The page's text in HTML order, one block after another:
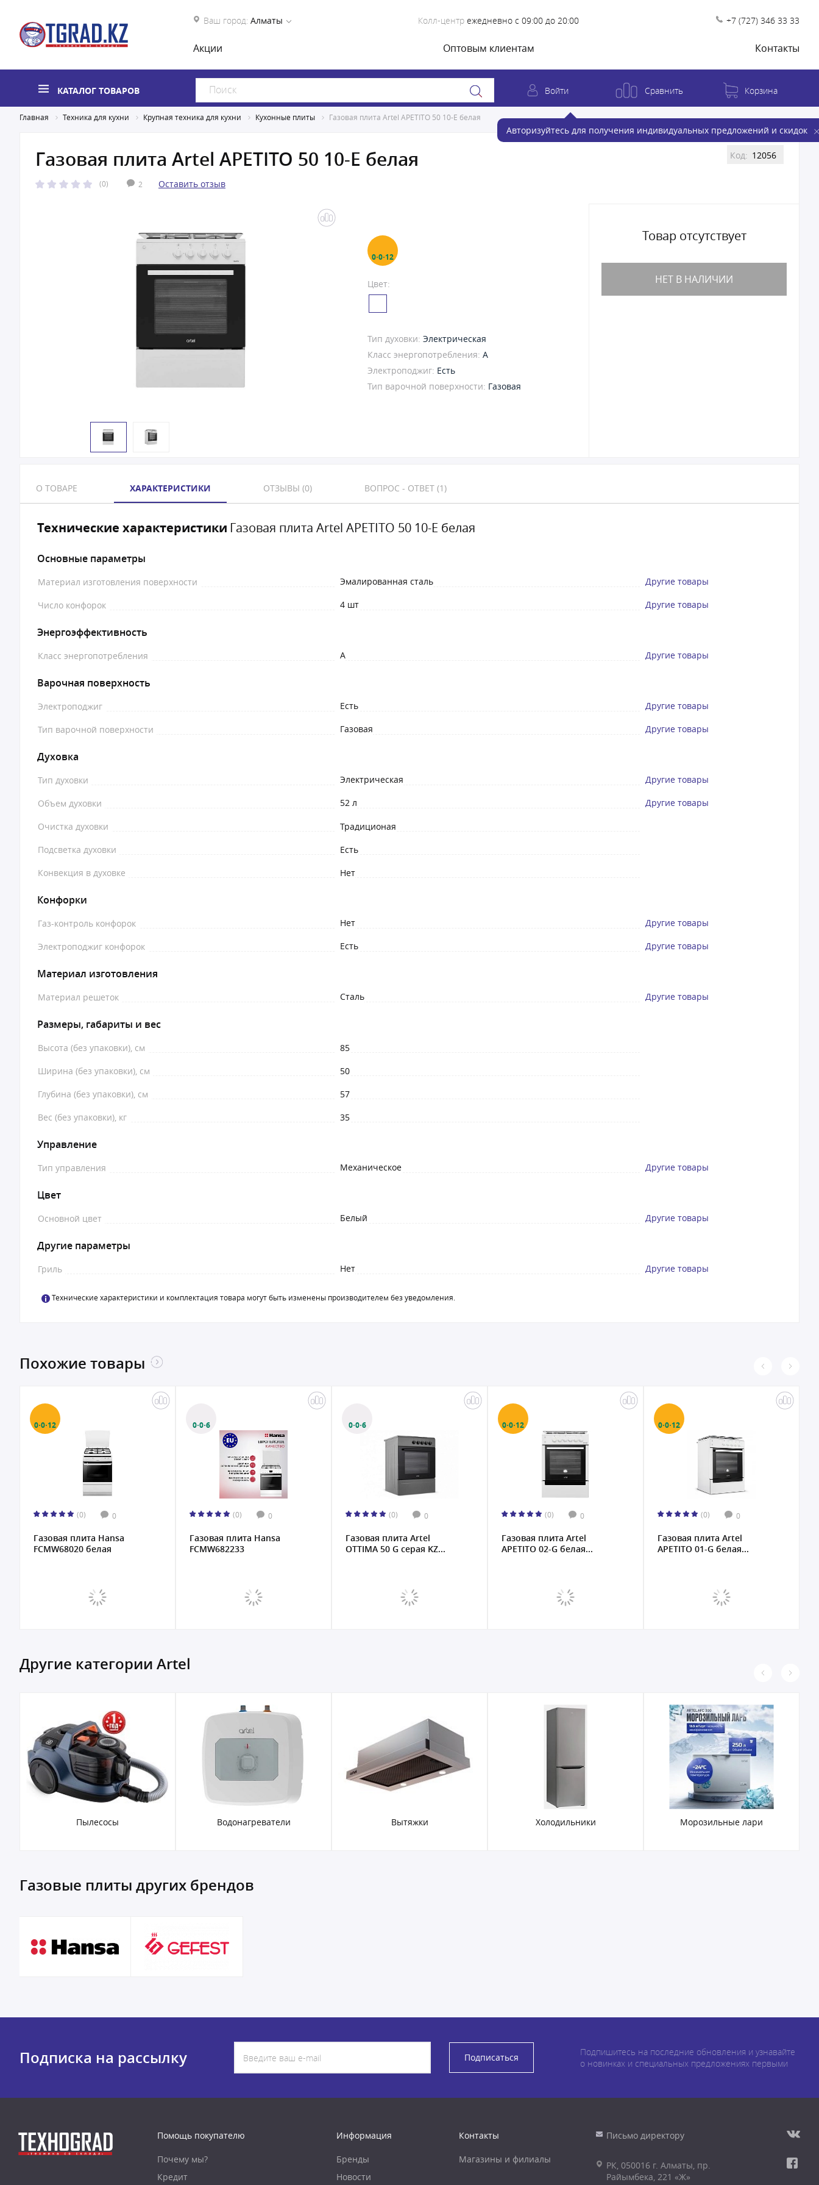
Ваш город: Алматы Колл-центр ежедневно с 09:00 до 20:00 +7 (727) 346 33 33
Акции Оптовым клиентам Контакты
КАТАЛОГ ТОВАРОВ Войти
Авторизуйтесь для получения индивидуальных предложений и скидок
Сравнить Корзина
Главная Техника для кухни Крупная техника для кухни Кухонные плиты Газовая плита Artel APETITO 50 10-E белая
Газовая плита Artel APETITO 50 10-E белая
(0) 2 Оставить отзыв
Код: 12056
0·0·12
Цвет:
Тип духовки: Электрическая
Класс энергопотребления: A
Электроподжиг: Есть
Тип варочной поверхности: Газовая
Товар отсутствует
НЕТ В НАЛИЧИИ
О ТОВАРЕ ХАРАКТЕРИСТИКИ ОТЗЫВЫ (0) ВОПРОС - ОТВЕТ (1)
Технические характеристики Газовая плита Artel APETITO 50 10-E белая
Основные параметры
Материал изготовления поверхности Эмалированная сталь Другие товары
Число конфорок 4 шт Другие товары
Энергоэффективность
Класс энергопотребления A Другие товары
Варочная поверхность
Электроподжиг Есть Другие товары
Тип варочной поверхности Газовая Другие товары
Духовка
Тип духовки Электрическая Другие товары
Объем духовки 52 л Другие товары
Очистка духовки
Традиционая
Подсветка духовки
Есть
Конвекция в духовке
Нет
Конфорки
Газ-контроль конфорок Нет Другие товары
Электроподжиг конфорок Есть Другие товары
Материал изготовления
Материал решеток Сталь Другие товары
Размеры, габариты и вес
Высота (без упаковки), см
85
Ширина (без упаковки), см
50
Глубина (без упаковки), см
57
Вес (без упаковки), кг
35
Управление
Тип управления Механическое Другие товары
Цвет
Основной цвет Белый Другие товары
Другие параметры
Гриль Нет Другие товары
Технические характеристики и комплектация товара могут быть изменены производителем без уведомления.
Похожие товары
0·0·12
(0) 0
Газовая плита Hansa
FCMW68020 белая
0·0·6
(0) 0
Газовая плита Hansa
FCMW682233
0·0·6
(0) 0
Газовая плита Artel
OTTIMA 50 G серая KZ...
0·0·12
(0) 0
Газовая плита Artel
APETITO 02-G белая...
0·0·12
(0) 0
Газовая плита Artel
APETITO 01-G белая...
Другие категории Artel
Пылесосы Водонагреватели Вытяжки Холодильники Морозильные лари
Газовые плиты других брендов
Подписка на рассылку Подписаться
Подпишитесь на последние обновления и узнавайте
о новинках и специальных предложениях первыми
Помощь покупателю
Почему мы?
Кредит
Информация
Бренды
Новости
Контакты
Магазины и филиалы
Письмо директору
РК, 050016 г. Алматы, пр.
Райымбека, 221 «Ж»